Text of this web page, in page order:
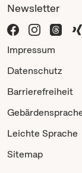
Newsletter
Impressum
Datenschutz
Barrierefreiheit
Leichte Sprache
Sitemap